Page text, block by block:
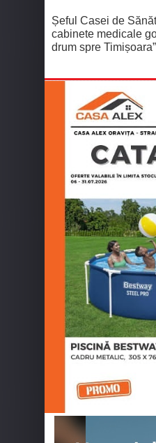
Șeful Casei de
cabinete medicale
drum spre